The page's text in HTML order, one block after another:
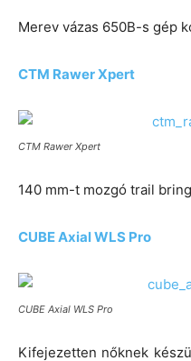
Merev vázas 650B-s gép
CTM Rawer Xpert
CTM Rawer Xpert
140 mm-t mozgó trail
CUBE Axial WLS Pro
CUBE Axial WLS Pro
Kifejezetten nőknek